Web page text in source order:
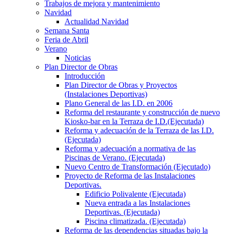
Trabajos de mejora y mantenimiento
Navidad
Actualidad Navidad
Semana Santa
Feria de Abril
Verano
Noticias
Plan Director de Obras
Introducción
Plan Director de Obras y Proyectos
(Instalaciones Deportivas)
Plano General de las I.D. en 2006
Reforma del restaurante y construcción de nuevo
Kiosko-bar en la Terraza de I.D.(Ejecutada)
Reforma y adecuación de la Terraza de las I.D.
(Ejecutada)
Reforma y adecuación a normativa de las
Piscinas de Verano. (Ejecutada)
Nuevo Centro de Transformación (Ejecutado)
Proyecto de Reforma de las Instalaciones
Deportivas.
Edificio Polivalente (Ejecutada)
Nueva entrada a las Instalaciones
Deportivas. (Ejecutada)
Piscina climatizada. (Ejecutada)
Reforma de las dependencias situadas bajo la